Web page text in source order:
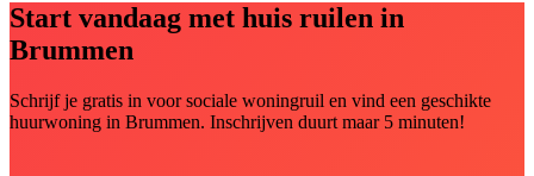
Start vandaag met huis ruilen in
Brummen
Schrijf je gratis in voor sociale woningruil en vind een geschikte
huurwoning in Brummen. Inschrijven duurt maar 5 minuten!